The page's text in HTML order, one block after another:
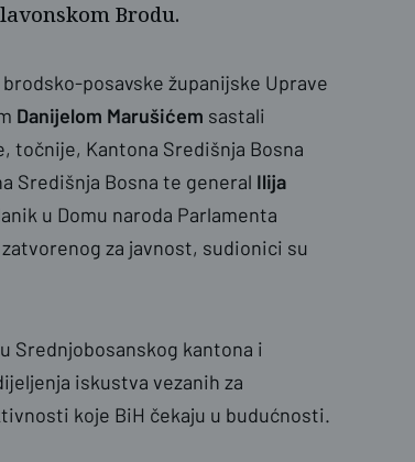
Brodu.
posavske županijske Uprave
Danijelom Marušićem sastali
točnije, Kantona Središnja Bosna
Središnja Bosna te general Ilija
u Domu naroda Parlamenta
za javnost, sudionici su
Srednjobosanskog kantona i
iskustva vezanih za
koje BiH čekaju u budućnosti.